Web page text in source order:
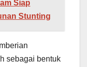
Siap
Stunting
sebagai bentuk